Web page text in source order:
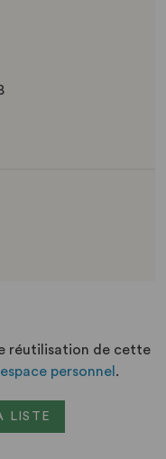
réutilisation de cette
espace personnel .
LISTE